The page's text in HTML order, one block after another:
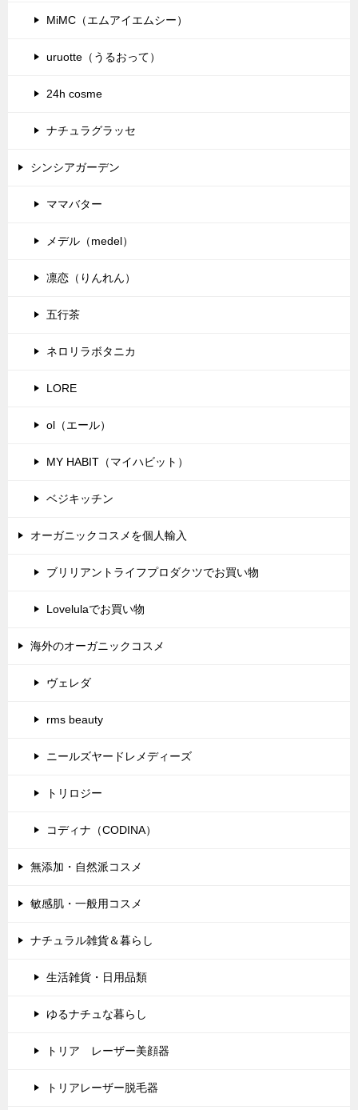
MiMC（エムアイエムシー）
uruotte（うるおって）
24h cosme
ナチュラグラッセ
シンシアガーデン
ママバター
メデル（medel）
凛恋（りんれん）
五行茶
ネロリラボタニカ
LORE
ol（エール）
MY HABIT（マイハビット）
ベジキッチン
オーガニックコスメを個人輸入
ブリリアントライフプロダクツでお買い物
Lovelulaでお買い物
海外のオーガニックコスメ
ヴェレダ
rms beauty
ニールズヤードレメディーズ
トリロジー
コディナ（CODINA）
無添加・自然派コスメ
敏感肌・一般用コスメ
ナチュラル雑貨＆暮らし
生活雑貨・日用品類
ゆるナチュな暮らし
トリア レーザー美顔器
トリアレーザー脱毛器